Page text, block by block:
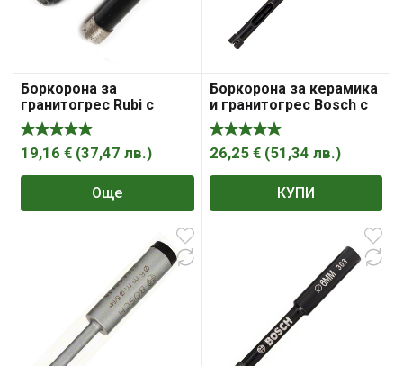
Боркорона за
гранитогрес Rubi с
диамантени сегменти с
резба М10×1.5 10х50
мм, Minigres
19,16 € (37,47 лв.)
Още
Боркорона за керамика
и гранитогрес Bosch с
диамантена посипка с
цилиндрична опашка
5х30 мм, Diamond for
26,25 € (51,34 лв.)
КУПИ